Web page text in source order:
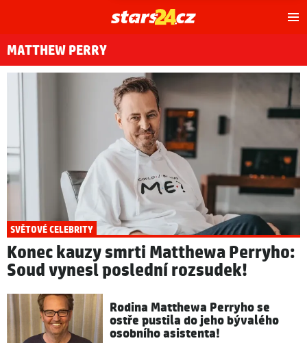
MATTHEW PERRY
SVĚTOVÉ CELEBRITY
Konec kauzy smrti Matthewa Perryho:
Soud vynesl poslední rozsudek!
Rodina Matthewa Perryho se
ostře pustila do jeho bývalého
osobního asistenta!